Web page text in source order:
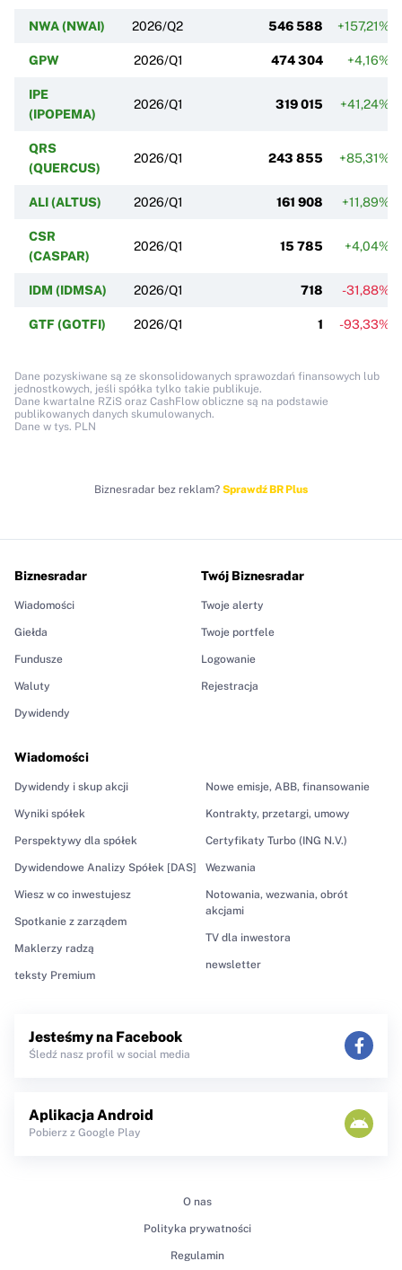
NWA (NWAI) 2026/Q2 546 588 +157,21%
GPW 2026/Q1 474 304 +4,16%
IPE
(IPOPEMA)
2026/Q1 319 015 +41,24%
QRS
(QUERCUS)
2026/Q1 243 855 +85,31%
ALI (ALTUS) 2026/Q1 161 908 +11,89%
CSR
(CASPAR)
2026/Q1 15 785 +4,04%
IDM (IDMSA) 2026/Q1 718 -31,88%
GTF (GOTFI) 2026/Q1 1 -93,33%
Dane pozyskiwane są ze skonsolidowanych sprawozdań finansowych lub
jednostkowych, jeśli spółka tylko takie publikuje.
Dane kwartalne RZiS oraz CashFlow obliczne są na podstawie
publikowanych danych skumulowanych.
Dane w tys. PLN
Biznesradar bez reklam? Sprawdź BR Plus
Biznesradar
Wiadomości
Giełda
Fundusze
Waluty
Dywidendy
Wiadomości
Dywidendy i skup akcji
Wyniki spółek
Perspektywy dla spółek
Dywidendowe Analizy Spółek [DAS]
Wiesz w co inwestujesz
Spotkanie z zarządem
Maklerzy radzą
teksty Premium
Nowe emisje, ABB, finansowanie
Kontrakty, przetargi, umowy
Certyfikaty Turbo (ING N.V.)
Wezwania
Notowania, wezwania, obrót
akcjami
TV dla inwestora
newsletter
Twój Biznesradar
Twoje alerty
Twoje portfele
Logowanie
Rejestracja
Jesteśmy na Facebook
Śledź nasz profil w social media
Aplikacja Android
Pobierz z Google Play
O nas
Polityka prywatności
Regulamin